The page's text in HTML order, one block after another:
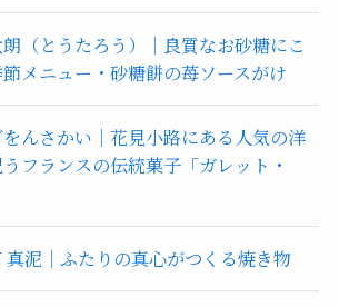
朗（とうたろう）｜良質なお砂糖にこ
メニュー・砂糖餅の苺ソースがけ
をんさかい｜花見小路にある人気の洋
フランスの伝統菓子「ガレット・
真泥｜ふたりの真心がつくる焼き物